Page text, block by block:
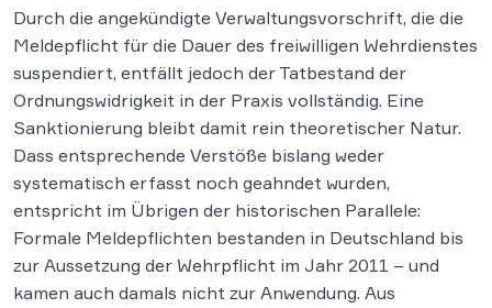
Durch die angekündigte Verwaltungsvorschrift, die die
Meldepflicht für die Dauer des freiwilligen Wehrdienstes
suspendiert, entfällt jedoch der Tatbestand der
Ordnungswidrigkeit in der Praxis vollständig. Eine
Sanktionierung bleibt damit rein theoretischer Natur.
Dass entsprechende Verstöße bislang weder
systematisch erfasst noch geahndet wurden,
entspricht im Übrigen der historischen Parallele:
Formale Meldepflichten bestanden in Deutschland bis
zur Aussetzung der Wehrpflicht im Jahr 2011 – und
kamen auch damals nicht zur Anwendung. Aus